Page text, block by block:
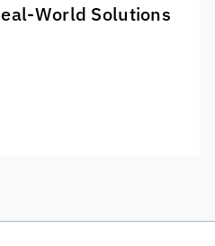
World Solutions